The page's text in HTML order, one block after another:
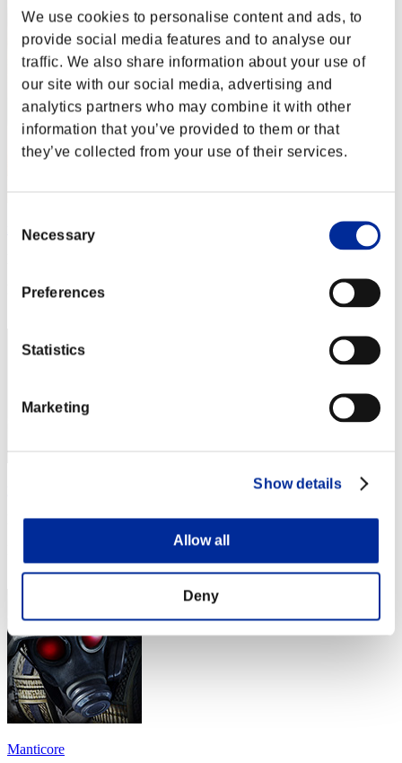
We use cookies to personalise content and ads, to
provide social media features and to analyse our
traffic. We also share information about your use of
our site with our social media, advertising and
analytics partners who may combine it with other
information that you’ve provided to them or that
they’ve collected from your use of their services.
Selection
Necessary
Preferences
Statistics
Marketing
Show details
Allow all
Deny
numsem
Posizione
Punteggio:Lv:1/24'52"29
33
Manticore